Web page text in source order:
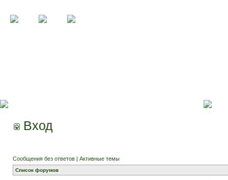
Вход
Сообщения без ответов | Активные темы
Список форумов